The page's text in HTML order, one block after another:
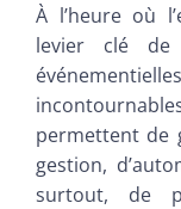
À l’heure où
levier clé de
permettent de
gestion,
surtout, de